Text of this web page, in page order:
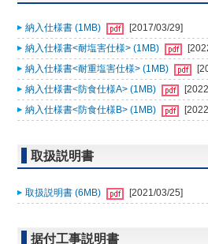
納入仕様書 (1MB)
[2017/03/29]
納入仕様書<耐塩害仕様> (1MB)
納入仕様書<耐重塩害仕様> (1MB)
納入仕様書<防食仕様A> (1MB)
納入仕様書<防食仕様B> (1MB)
取扱説明書
取扱説明書 (6MB) [2021/03/25]
据付工事説明書